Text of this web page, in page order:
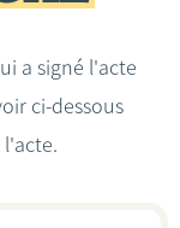
a signé l'acte
ci-dessous